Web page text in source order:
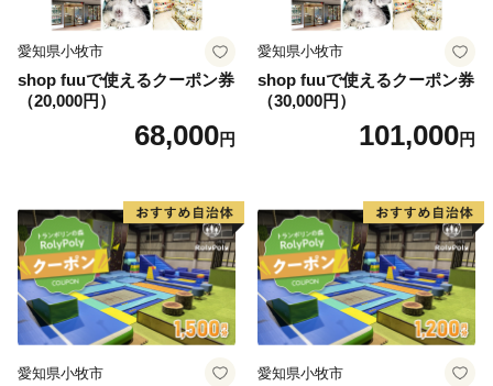
愛知県小牧市
shop fuuで使えるクーポン券
（20,000円）
68,000円
愛知県小牧市
shop fuuで使えるクーポン券
（30,000円）
101,000円
愛知県小牧市 愛知県小牧市